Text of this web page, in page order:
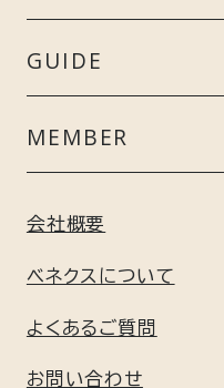
ACCESSORY
GEL / BATH
リカバリークール＋
リフレッシュ
GUIDE
ご利用ガイド
ギフト包装について
利用規約
MEMBER
新規会員登録はこちら
会社概要
ベネクスについて
よくあるご質問
お問い合わせ